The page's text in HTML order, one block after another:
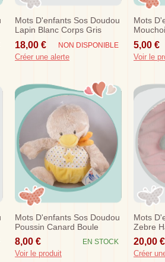
Mots D'enfants Sos Doudou
Lapin Blanc Corps Gris
Fluorescent Bleu
18,00 € NON DISPONIBLE
Créer une alerte
Mots
Siplec
5,00 €
Voir le
Mots D'enfants Sos Doudou
Poussin Canard Boule
Jaune Etoile
8,00 € EN STOCK
Voir le produit
Mots
Zebre
Short
20,00 €
Créer